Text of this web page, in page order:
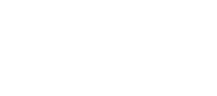
ะทำจาก
งานได้
ะดาษ
ยุการใช้
ใช้งาน